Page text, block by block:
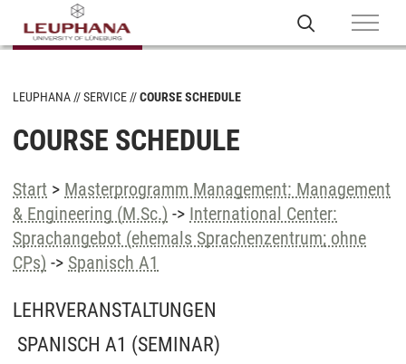
LEUPHANA SERVICE COURSE SCHEDULE
COURSE SCHEDULE
Start > Masterprogramm Management: Management
& Engineering (M.Sc.) -> International Center:
Sprachangebot (ehemals Sprachenzentrum; ohne
CPs) -> Spanisch A1
LEHRVERANSTALTUNGEN
SPANISCH A1 (SEMINAR)